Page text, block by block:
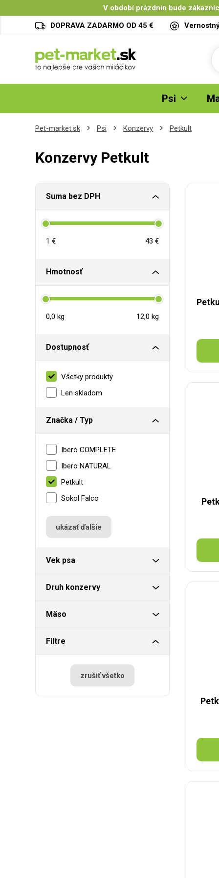
V období prázdnin bude
DOPRAVA ZADARMO OD 45 €
Psi
Pet-market.sk Psi Konzervy Petkult
Konzervy Petkult
Suma bez DPH
1 € 43 €
Hmotnosť
0,0 kg 12,0 kg
Dostupnosť
Všetky produkty
Len skladom
Značka / Typ
Ibero COMPLETE
Ibero NATURAL
Petkult
Sokol Falco
ukázať ďalšie
Vek psa
Druh konzervy
Mäso
Filtre
zrušiť všetko